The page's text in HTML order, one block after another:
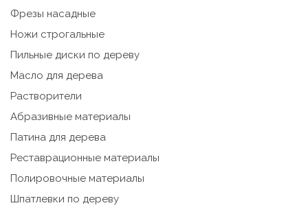
Фрезы насадные
Ножи строгальные
Пильные диски по дереву
Масло для дерева
Растворители
Абразивные материалы
Патина для дерева
Реставрационные материалы
Полировочные материалы
Шпатлевки по дереву